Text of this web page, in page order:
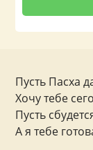
Пусть Пасха
Хочу тебе
Пусть
А я тебе